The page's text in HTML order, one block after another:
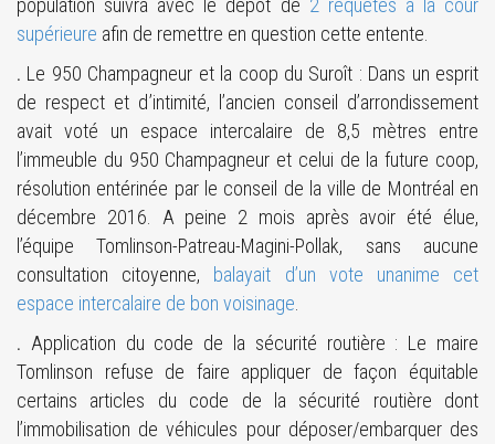
population suivra avec le dépôt de 2 requêtes à la cour
supérieure afin de remettre en question cette entente.
. Le 950 Champagneur et la coop du Suroît : Dans un esprit
de respect et d’intimité, l’ancien conseil d’arrondissement
avait voté un espace intercalaire de 8,5 mètres entre
l’immeuble du 950 Champagneur et celui de la future coop,
résolution entérinée par le conseil de la ville de Montréal en
décembre 2016. A peine 2 mois après avoir été élue,
l’équipe Tomlinson-Patreau-Magini-Pollak, sans aucune
consultation citoyenne, balayait d’un vote unanime cet
espace intercalaire de bon voisinage
. Application du code de la sécurité routière : Le maire
Tomlinson refuse de faire appliquer de façon équitable
certains articles du code de la sécurité routière dont
l’immobilisation de véhicules pour déposer/embarquer des